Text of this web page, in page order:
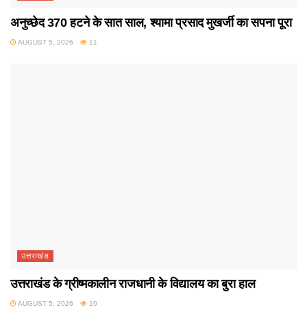
अनुच्छेद 370 हटने के सात साल, श्यामा प्रसाद मुखर्जी का सपना पूरा
AUGUST 5, 2026 11
उत्तराखंड
उत्तराखंड के ग्रीष्मकालीन राजधानी के विद्यालय का बुरा हाल
AUGUST 5, 2026 10